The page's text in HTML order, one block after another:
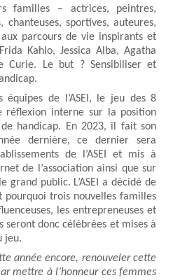
familles – actrices, peintres,
chanteuses, sportives, auteures,
parcours de vie inspirants et
Kahlo, Jessica Alba, Agatha
Curie. Le but ? Sensibiliser et
de l’ASEI, le jeu des 8
réflexion interne sur la position
handicap. En 2023, il fait son
dernière, ce dernier sera
de l’ASEI et mis à
de l’association ainsi que sur
grand public. L’ASEI a décidé de
pourquoi trois nouvelles familles
les entrepreneuses et
seront donc célébrées et mises à
jeu.
année encore, renouveler cette
mettre à l’honneur ces femmes